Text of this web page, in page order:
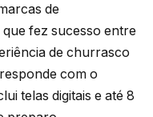
de
fez sucesso entre
de churrasco
responde com o
telas digitais e até 8